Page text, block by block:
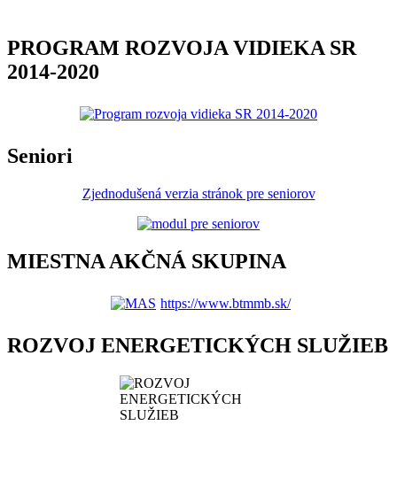
PROGRAM ROZVOJA VIDIEKA SR
2014-2020
Seniori
Zjednodušená verzia stránok pre seniorov
MIESTNA AKČNÁ SKUPINA
https://www.btmmb.sk/
ROZVOJ ENERGETICKÝCH SLUŽIEB